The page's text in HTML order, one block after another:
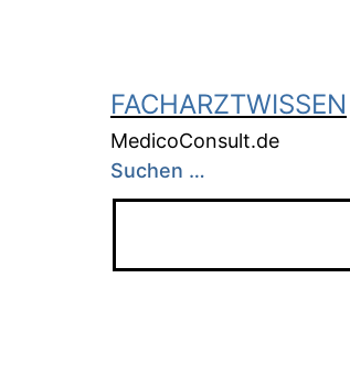
FACHARZTWISSEN
MedicoConsult.de
Suchen …